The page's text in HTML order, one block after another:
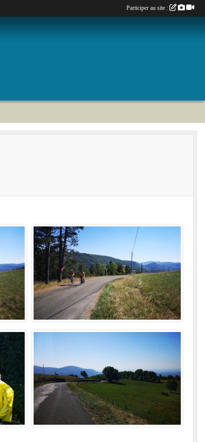
Participer au site :